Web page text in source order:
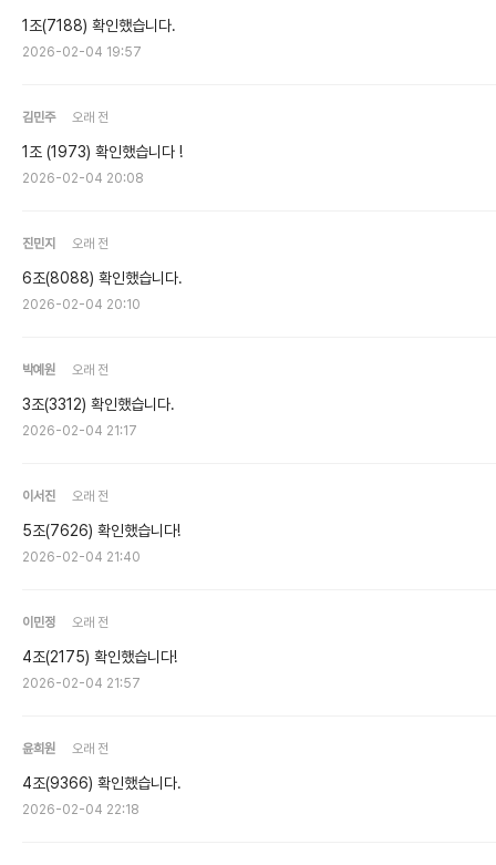
1조(7188) 확인했습니다.
2026-02-04 19:57
김민주 오래 전
1조 (1973) 확인했습니다 !
2026-02-04 20:08
진민지 오래 전
6조(8088) 확인했습니다.
2026-02-04 20:10
박예원 오래 전
3조(3312) 확인했습니다.
2026-02-04 21:17
이서진 오래 전
5조(7626) 확인했습니다!
2026-02-04 21:40
이민정 오래 전
4조(2175) 확인했습니다!
2026-02-04 21:57
윤희원 오래 전
4조(9366) 확인했습니다.
2026-02-04 22:18